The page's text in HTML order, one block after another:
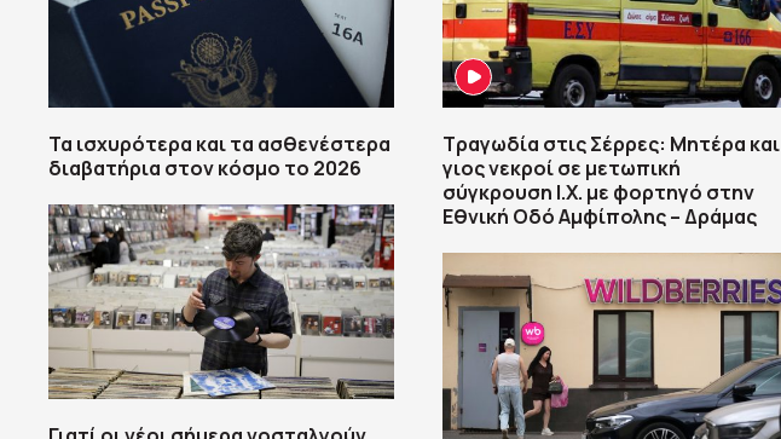
Τα ισχυρότερα και τα ασθενέστερα
διαβατήρια στον κόσμο το 2026
Τραγωδία στις Σέρρες: Μητέρα και
γιος νεκροί σε μετωπική
σύγκρουση Ι.Χ. με φορτηγό στην
Εθνική Οδό Αμφίπολης – Δράμας